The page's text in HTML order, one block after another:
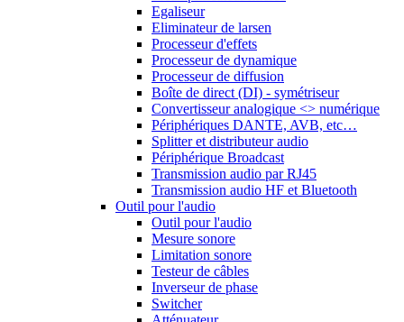
Egaliseur
Eliminateur de larsen
Processeur d'effets
Processeur de dynamique
Processeur de diffusion
Boîte de direct (DI) - symétriseur
Convertisseur analogique <> numérique
Périphériques DANTE, AVB, etc…
Splitter et distributeur audio
Périphérique Broadcast
Transmission audio par RJ45
Transmission audio HF et Bluetooth
Outil pour l'audio
Outil pour l'audio
Mesure sonore
Limitation sonore
Testeur de câbles
Inverseur de phase
Switcher